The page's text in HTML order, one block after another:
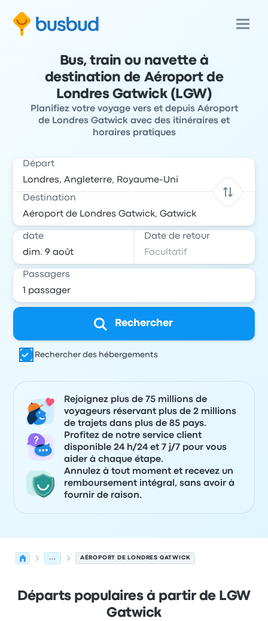
Bus, train ou navette à
destination de Aéroport de
Londres Gatwick (LGW)
Planifiez votre voyage vers et depuis Aéroport
de Londres Gatwick avec des itinéraires et
horaires pratiques
Départ
Destination
date Date de retour
Passagers
Rechercher
Rechercher des hébergements
Rejoignez plus de 75 millions de
voyageurs réservant plus de 2 millions
de trajets dans plus de 85 pays.
Profitez de notre service client
disponible 24 h/24 et 7 j/7 pour vous
aider à chaque étape.
Annulez à tout moment et recevez un
remboursement intégral, sans avoir à
fournir de raison.
... AÉROPORT DE LONDRES GATWICK
Départs populaires à partir de LGW
Gatwick